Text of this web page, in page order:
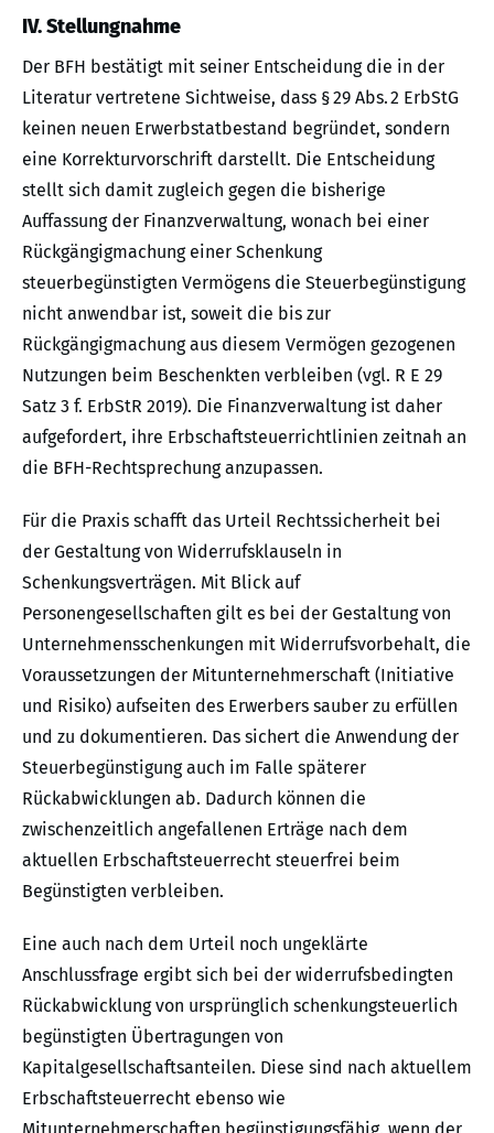
IV. Stellungnahme
Der BFH bestätigt mit seiner Entscheidung die in der
Literatur vertretene Sichtweise, dass § 29 Abs. 2 ErbStG
keinen neuen Erwerbstatbestand begründet, sondern
eine Korrekturvorschrift darstellt. Die Entscheidung
stellt sich damit zugleich gegen die bisherige
Auffassung der Finanzverwaltung, wonach bei einer
Rückgängigmachung einer Schenkung
steuerbegünstigten Vermögens die Steuerbegünstigung
nicht anwendbar ist, soweit die bis zur
Rückgängigmachung aus diesem Vermögen gezogenen
Nutzungen beim Beschenkten verbleiben (vgl. R E 29
Satz 3 f. ErbStR 2019). Die Finanzverwaltung ist daher
aufgefordert, ihre Erbschaftsteuerrichtlinien zeitnah an
die BFH-Rechtsprechung anzupassen.
Für die Praxis schafft das Urteil Rechtssicherheit bei
der Gestaltung von Widerrufsklauseln in
Schenkungsverträgen. Mit Blick auf
Personengesellschaften gilt es bei der Gestaltung von
Unternehmensschenkungen mit Widerrufsvorbehalt, die
Voraussetzungen der Mitunternehmerschaft (Initiative
und Risiko) aufseiten des Erwerbers sauber zu erfüllen
und zu dokumentieren. Das sichert die Anwendung der
Steuerbegünstigung auch im Falle späterer
Rückabwicklungen ab. Dadurch können die
zwischenzeitlich angefallenen Erträge nach dem
aktuellen Erbschaftsteuerrecht steuerfrei beim
Begünstigten verbleiben.
Eine auch nach dem Urteil noch ungeklärte
Anschlussfrage ergibt sich bei der widerrufsbedingten
Rückabwicklung von ursprünglich schenkungsteuerlich
begünstigten Übertragungen von
Kapitalgesellschaftsanteilen. Diese sind nach aktuellem
Erbschaftsteuerrecht ebenso wie